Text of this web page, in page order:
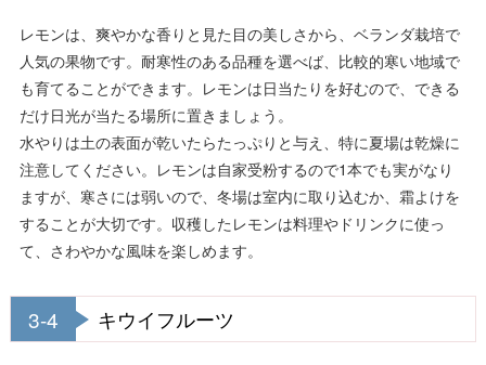
レモンは、爽やかな香りと見た目の美しさから、ベランダ栽培で
人気の果物です。耐寒性のある品種を選べば、比較的寒い地域で
も育てることができます。レモンは日当たりを好むので、できる
だけ日光が当たる場所に置きましょう。
水やりは土の表面が乾いたらたっぷりと与え、特に夏場は乾燥に
注意してください。レモンは自家受粉するので1本でも実がなり
ますが、寒さには弱いので、冬場は室内に取り込むか、霜よけを
することが大切です。収穫したレモンは料理やドリンクに使っ
て、さわやかな風味を楽しめます。
3-4 キウイフルーツ